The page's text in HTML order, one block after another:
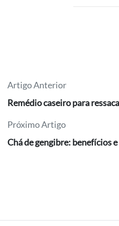
Artigo Anterior
Remédio caseiro para
Próximo Artigo
Chá de gengibre: benefícios